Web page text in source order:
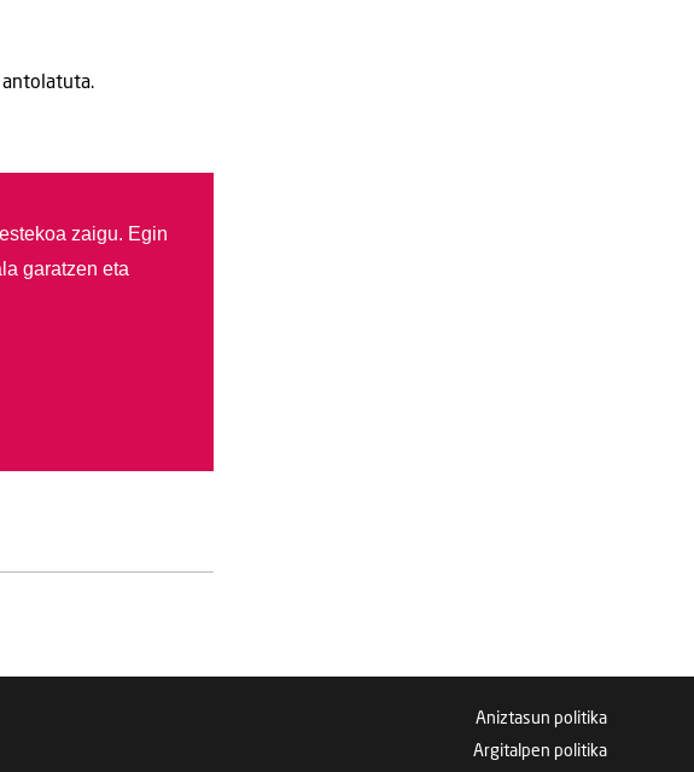
antolatuta.
zaigu. Egin
garatzen eta
Aniztasun politika
Argitalpen politika